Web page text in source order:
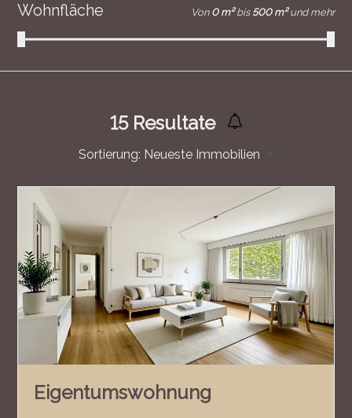
Wohnfläche Von 0 m² bis 500 m² und mehr
15Resultate
Sortierung: Neueste Immobilien
Eigentumswohnung